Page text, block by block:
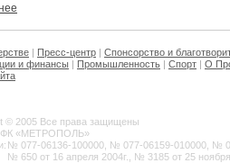
| Пресс-центр | Спонсорство и
и финансы | Промышленность | Спорт | О
© 2005 Все права защищены
«МЕТРОПОЛЬ»
№ 077-06136-100000, № 077-06159-010000, №
№ 650 от 16 апреля 2004г., № 3185 от 25